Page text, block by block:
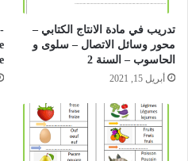
تدريب في مادة الانتاج الكتابي –
محور وسائل الاتصال – سلوى و
الحاسوب – السنة 2
أبريل 15, 2021